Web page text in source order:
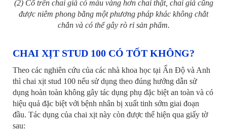
(2) Cổ trên chai giả có màu vàng hơn chai thật, chai giả cũng
được niêm phong bằng một phương pháp khác không chắt
chắn và có thể gây rò rỉ sản phẩm.
CHAI XỊT STUD 100 CÓ TỐT KHÔNG?
Theo các nghiên cứu của các nhà khoa học tại Ấn Độ và Anh
thì chai xịt stud 100 nếu sử dụng theo đúng hướng dẫn sử
dụng hoàn toàn không gây tác dụng phụ đặc biệt an toàn và có
hiệu quả đặc biệt với bệnh nhân bị xuất tinh sớm giai đoạn
đầu. Tác dụng của chai xịt này còn được thể hiện qua giấy tờ
sau: